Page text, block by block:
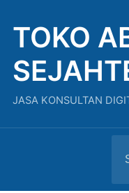
TOKO
JASA KONSULTAN
for: